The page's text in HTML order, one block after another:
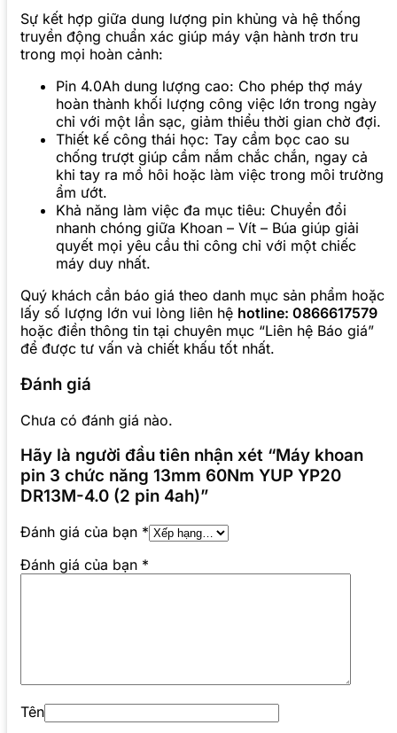
Sự kết hợp giữa dung lượng pin khủng và hệ thống
truyền động chuẩn xác giúp máy vận hành trơn tru
trong mọi hoàn cảnh:
Pin 4.0Ah dung lượng cao: Cho phép thợ máy
hoàn thành khối lượng công việc lớn trong ngày
chỉ với một lần sạc, giảm thiểu thời gian chờ đợi.
Thiết kế công thái học: Tay cầm bọc cao su
chống trượt giúp cầm nắm chắc chắn, ngay cả
khi tay ra mồ hôi hoặc làm việc trong môi trường
ẩm ướt.
Khả năng làm việc đa mục tiêu: Chuyển đổi
nhanh chóng giữa Khoan – Vít – Búa giúp giải
quyết mọi yêu cầu thi công chỉ với một chiếc
máy duy nhất.
Quý khách cần báo giá theo danh mục sản phẩm hoặc
lấy số lượng lớn vui lòng liên hệ hotline: 0866617579
hoặc điền thông tin tại chuyên mục “Liên hệ Báo giá”
để được tư vấn và chiết khấu tốt nhất.
Đánh giá
Chưa có đánh giá nào.
Hãy là người đầu tiên nhận xét “Máy khoan
pin 3 chức năng 13mm 60Nm YUP YP20
DR13M-4.0 (2 pin 4ah)”
Đánh giá của bạn *
Đánh giá của bạn *
Tên